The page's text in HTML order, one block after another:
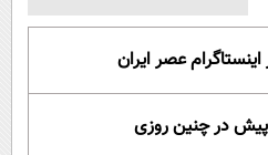
عصر ایران